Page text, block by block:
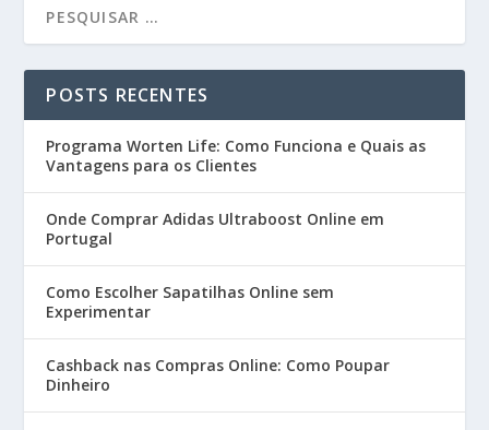
POSTS RECENTES
Programa Worten Life: Como Funciona e Quais as
Vantagens para os Clientes
Onde Comprar Adidas Ultraboost Online em
Portugal
Como Escolher Sapatilhas Online sem
Experimentar
Cashback nas Compras Online: Como Poupar
Dinheiro